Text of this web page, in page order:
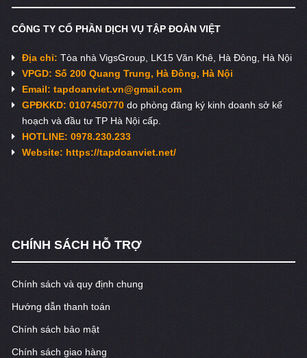
CÔNG TY CỔ PHẦN DỊCH VỤ TẬP ĐOÀN VIỆT
Địa chỉ:Tòa nhà VigsGroup, LK15 Văn Khê, Hà Đông, Hà Nội
VPGD: Số 200 Quang Trung, Hà Đông, Hà Nội
Email:tapdoanviet.vn@gmail.com
GPĐKKD: 0107450770do phòng đăng ký kinh doanh sở kế
hoạch và đầu tư TP Hà Nội cấp.
HOTLINE: 0978.230.233
Website: https://tapdoanviet.net/
CHÍNH SÁCH HỖ TRỢ
Chính sách và quy định chung
Hướng dẫn thanh toán
Chính sách bảo mật
Chính sách giao hàng